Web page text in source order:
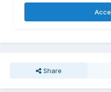
Share